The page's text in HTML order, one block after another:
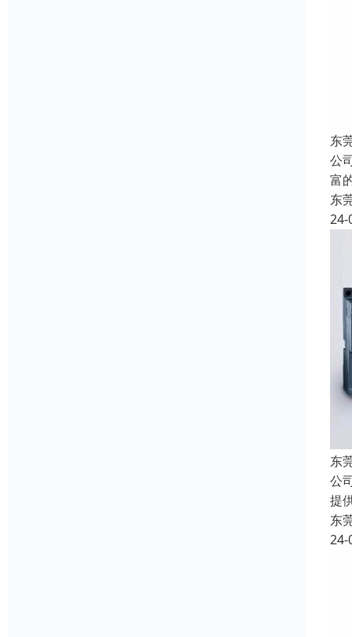
东
公
富
东
24-
东
公
提
东
24-